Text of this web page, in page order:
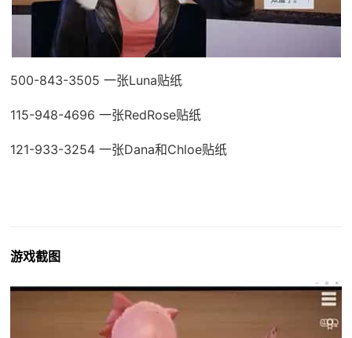
500-843-3505 一张Luna贴纸
115-948-4696 一张RedRose贴纸
121-933-3254 一张Dana和Chloe贴纸
游戏截图